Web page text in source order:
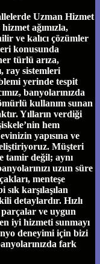
Uzman Hizmet
ağımızla,
ve kalıcı çözümler
konusunda
türlü arıza,
ray sistemleri
yerinde tespit
banyolarınızda
kullanım sunan
Yılların verdiği
hem
yapısına ve
Müşteri
tamir değil; aynı
uzun süre
menteşe
sık karşılaşılan
detaylardır. Hızlı
ve uygun
iyi hizmeti sunmayı
deneyimi için bizi
fark